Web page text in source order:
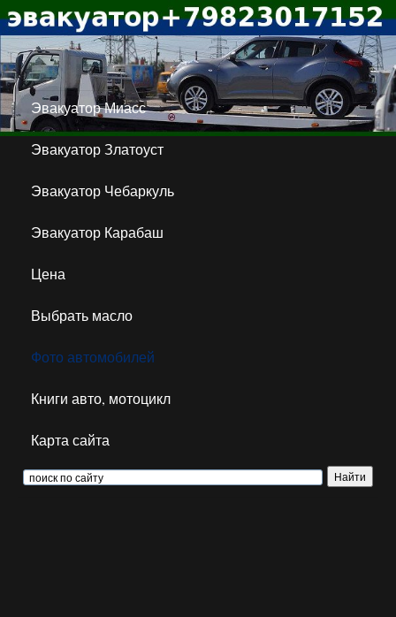
Эвакуатор Миасс
Эвакуатор Златоуст
Эвакуатор Чебаркуль
Эвакуатор Карабаш
Цена
Выбрать масло
Фото автомобилей
Книги авто, мотоцикл
Карта сайта